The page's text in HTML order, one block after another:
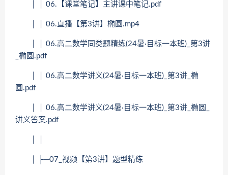
│ │ 06.【课堂笔记】主讲课中笔记.pdf
│ │ 06.直播【第3讲】椭圆.mp4
│ │ 06.高二数学同类题精练(24暑·目标一本班)_第3讲
_椭圆.pdf
│ │ 06.高二数学讲义(24暑·目标一本班)_第3讲_椭
圆.pdf
│ │ 06.高二数学讲义(24暑·目标一本班)_第3讲_椭圆_
讲义答案.pdf
│ ├─07_视频【第3讲】题型精练